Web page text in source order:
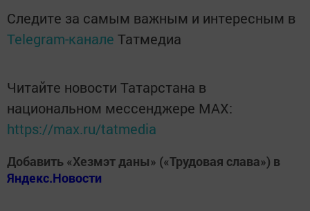
Следите за самым важным и интересным в
Telegram-канале Татмедиа
Читайте новости Татарстана в
национальном мессенджере MАХ:
https://max.ru/tatmedia
Добавить «Хезмэт даны» («Трудовая слава») в
Яндекс.Новости